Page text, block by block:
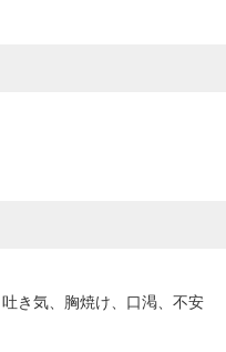
き気、胸焼け、口渇、不安